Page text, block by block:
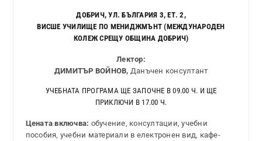
ДОБРИЧ, УЛ. БЪЛГАРИЯ 3, ЕТ. 2,
ВИСШЕ УЧИЛИЩЕ ПО МЕНИДЖМЪНТ (МЕЖДУНАРОДЕН
КОЛЕЖ СРЕЩУ ОБЩИНА ДОБРИЧ)
Лектор:
ДИМИТЪР ВОЙНОВ, Данъчен консултант
УЧЕБНАТА ПРОГРАМА ЩЕ ЗАПОЧНЕ В 09.00 Ч. И ЩЕ
ПРИКЛЮЧИ В 17.00 Ч.
Цената включва: обучение, консултации, учебни
пособия, учебни материали в електронен вид, кафе-